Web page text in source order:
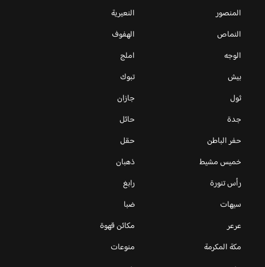
المنصور
النعيرية
النماص
الهفوف
الوجه
املج
بيش
تبوك
ثول
جازان
جدة
حائل
حفر الباطن
حقل
خميس مشيط
ذهبان
رأس تنورة
رابغ
سيهات
ضبا
عرعر
مكائن قهوة
مكة المكرمة
منوعات